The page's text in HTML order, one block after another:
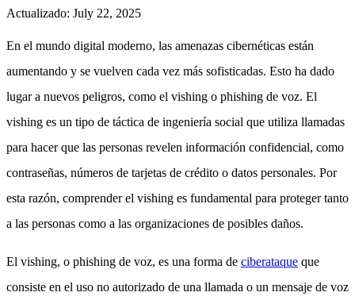
Actualizado: July 22, 2025
En el mundo digital moderno, las amenazas cibernéticas están
aumentando y se vuelven cada vez más sofisticadas. Esto ha dado
lugar a nuevos peligros, como el vishing o phishing de voz. El
vishing es un tipo de táctica de ingeniería social que utiliza llamadas
para hacer que las personas revelen información confidencial, como
contraseñas, números de tarjetas de crédito o datos personales. Por
esta razón, comprender el vishing es fundamental para proteger tanto
a las personas como a las organizaciones de posibles daños.
El vishing, o phishing de voz, es una forma de ciberataque que
consiste en el uso no autorizado de una llamada o un mensaje de voz